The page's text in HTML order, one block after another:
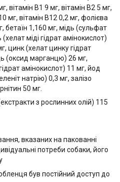
вітамін В1 9 мг, вітамін В2 5 мг,
мг, вітамін В12 0,2 мг, фолієва
бетаїн 1,160 мг, мідь (сульфат
міді гідрат амінокислот)
цинк (хелат цинку гідрат
(оксид марганцю) 26 мг,
амінокислот) 11 мг, йод
натрію) 0,3 мг, залізо
50 мг.
з рослинних олій) 115
вказаних на пакованні
потреби собаки, його
був постійний доступ до